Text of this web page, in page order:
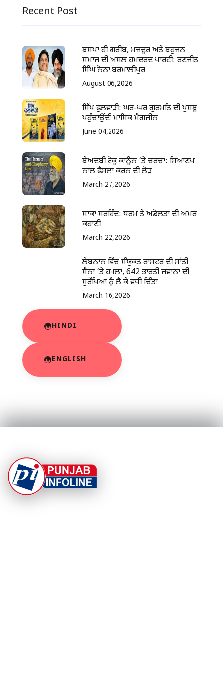
Recent Post
ਬਸਪਾ ਹੀ ਗਰੀਬ, ਮਜ਼ਦੂਰ ਅਤੇ ਬਹੁਜਨ
ਸਮਾਜ ਦੀ ਅਸਲ ਹਮਦਰਦ ਪਾਰਟੀ: ਰਣਜੀਤ
ਸਿੰਘ ਨੋਨਾ ਬਰਮਾਲੀਪੁਰ
August 06,2026
ਸਿੱਖ ਫੁਲਵਾੜੀ: ਘਰ-ਘਰ ਗੁਰਮਤਿ ਦੀ ਖੁਸ਼ਬੂ
ਪਹੁੰਚਾਉਂਦੀ ਮਾਸਿਕ ਮੈਗਜ਼ੀਨ
June 04,2026
ਬੇਅਦਬੀ ਰੋਕੂ ਕਾਨੂੰਨ ‘ਤੇ ਚਰਚਾ: ਸਿਆਣਪ
ਨਾਲ ਫੈਸਲਾ ਕਰਨ ਦੀ ਲੋੜ
March 27,2026
ਸਾਕਾ ਸਰਹਿੰਦ: ਧਰਮ ਤੇ ਅਡੋਲਤਾ ਦੀ ਅਮਰ
ਕਹਾਣੀ
March 22,2026
ਲੇਬਨਾਨ ਵਿੱਚ ਸੰਯੁਕਤ ਰਾਸ਼ਟਰ ਦੀ ਸ਼ਾਂਤੀ
ਸੈਨਾ ‘ਤੇ ਹਮਲਾ, 642 ਭਾਰਤੀ ਜਵਾਨਾਂ ਦੀ
ਸੁਰੱਖਿਆ ਨੂੰ ਲੈ ਕੇ ਵਧੀ ਚਿੰਤਾ
March 16,2026
HINDI
ENGLISH